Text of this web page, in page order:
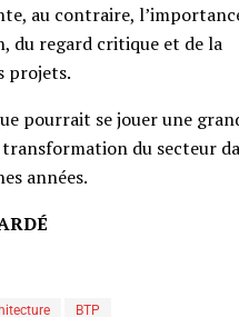
au contraire,
du regard critique et de la
projets.
pourrait se jouer une
du secteur
années.
BTP